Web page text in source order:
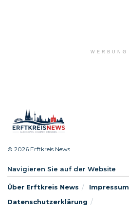
WERBUNG
© 2026 Erftkreis News
Navigieren Sie auf der Website
Über Erftkreis News
Impressum
Datenschutzerklärung